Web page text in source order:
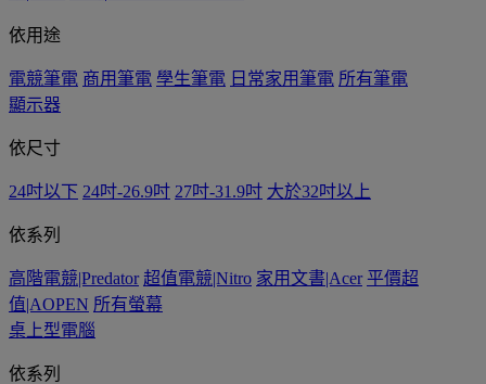
依用途
電競筆電 商用筆電 學生筆電 日常家用筆電 所有筆電
顯示器
依尺寸
24吋以下 24吋-26.9吋 27吋-31.9吋 大於32吋以上
依系列
高階電競|Predator 超值電競|Nitro 家用文書|Acer 平價超
值|AOPEN 所有螢幕
桌上型電腦
依系列